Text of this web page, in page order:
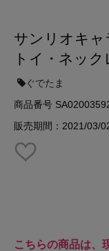
サンリオキ
トイ・ネック
ぐでたま
商品番号
販売期間：2021/03/
こちらの商品は、